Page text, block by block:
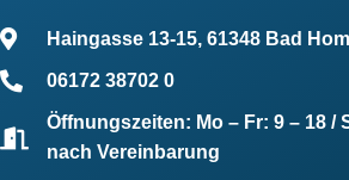
Haingasse 13-15, 61348 Bad
06172 38702 0
Öffnungszeiten: Mo – Fr: 9 – 18 /
nach Vereinbarung